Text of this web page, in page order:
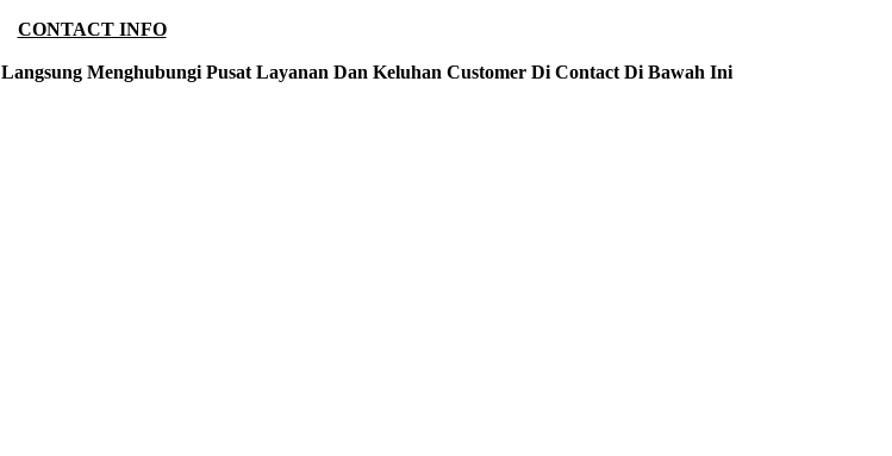
CONTACT INFO
Menghubungi Pusat Layanan Dan Keluhan Customer Di Contact Di Bawah Ini